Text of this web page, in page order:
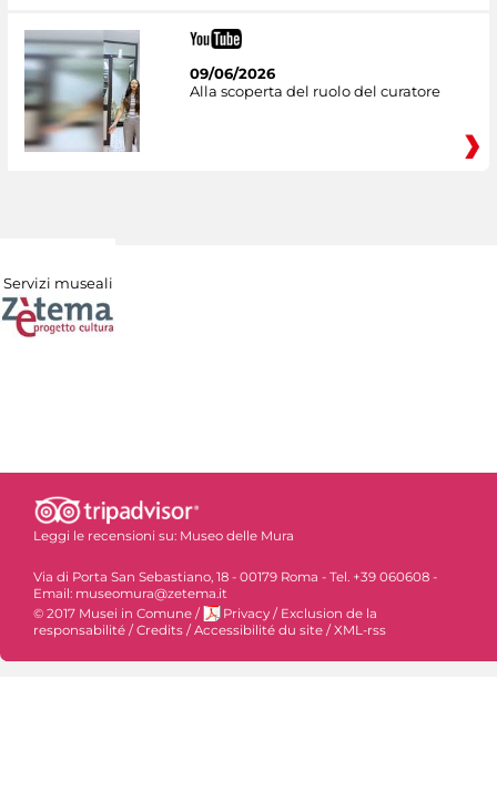
09/06/2026
Alla scoperta del ruolo del curatore
Servizi museali
Leggi le recensioni su: Museo delle Mura
Via di Porta San Sebastiano, 18 - 00179 Roma - Tel. +39 060608 -
Email: museomura@zetema.it
© 2017 Musei in Comune / Privacy / Exclusion de la
responsabilité /Credits /Accessibilité du site /XML-rss